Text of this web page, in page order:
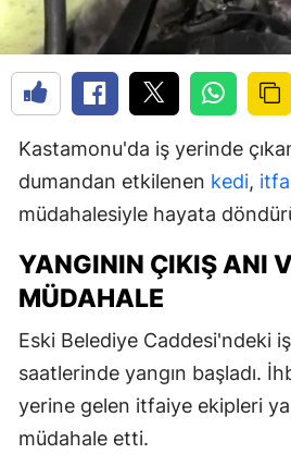
Kastamonu'da iş yerinde
dumandan etkilenen kedi,
müdahalesiyle hayata
YANGININ ÇIKIŞ ANI
MÜDAHALE
Eski Belediye Caddesi'ndeki
saatlerinde yangın başladı.
yerine gelen itfaiye ekipleri
müdahale etti.